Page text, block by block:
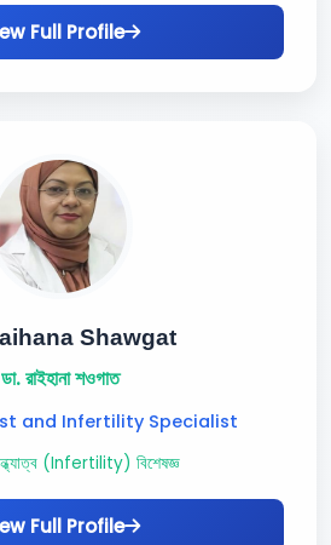
Full Profile
Shawgat
ডা. রাইহানা শওগাত
and Infertility Specialist
(Infertility) বিশেষজ্ঞ
Full Profile